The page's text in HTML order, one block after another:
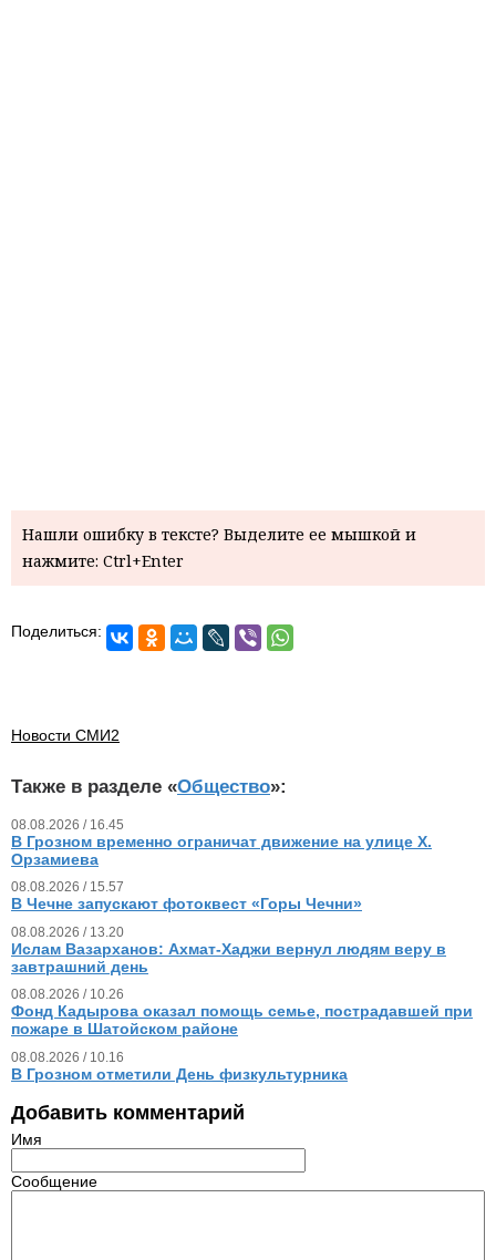
Нашли ошибку в тексте? Выделите ее мышкой и
нажмите: Ctrl+Enter
Поделиться:
Новости СМИ2
Также в разделе «Общество»:
08.08.2026 / 16.45
В Грозном временно ограничат движение на улице Х.
Орзамиева
08.08.2026 / 15.57
В Чечне запускают фотоквест «Горы Чечни»
08.08.2026 / 13.20
Ислам Вазарханов: Ахмат-Хаджи вернул людям веру в
завтрашний день
08.08.2026 / 10.26
Фонд Кадырова оказал помощь семье, пострадавшей при
пожаре в Шатойском районе
08.08.2026 / 10.16
В Грозном отметили День физкультурника
Добавить комментарий
Имя
Сообщение